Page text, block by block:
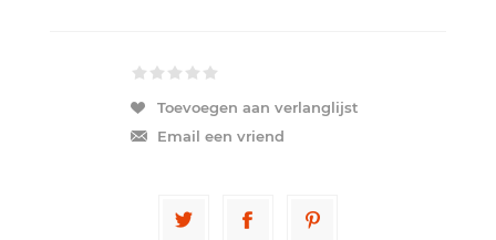
Toevoegen aan verlanglijst
Email een vriend